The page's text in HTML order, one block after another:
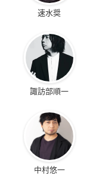
速水奨
諏訪部順一
中村悠一